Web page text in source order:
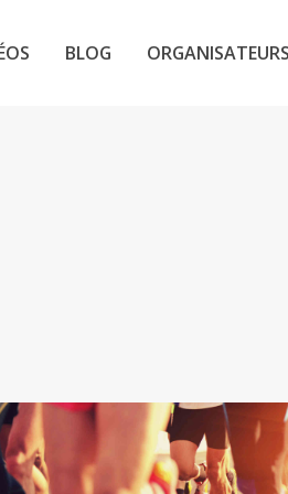
BLOG ORGANISATEURS